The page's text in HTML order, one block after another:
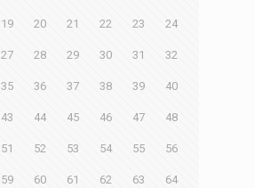
19 20 21 22 23 24
27 28 29 30 31 32
35 36 37 38 39 40
43 44 45 46 47 48
51 52 53 54 55 56
59 60 61 62 63 64